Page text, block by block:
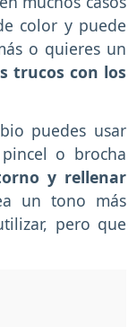
color y puede
o quieres un
trucos con los
puedes usar
o brocha
y rellenar
un tono más
pero que